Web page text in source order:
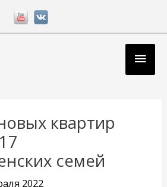
квартир
семей
2022